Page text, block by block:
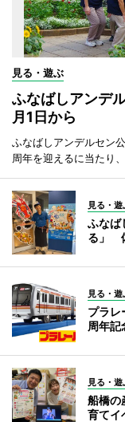
見る・遊ぶ
ふなばしアンデ
月1日から
ふなばしアンデルセン
周年を迎えるに当たり
見る・遊
ふなば
る」
見る・遊
プラ
周年記
見る・遊
船橋の
育てイ